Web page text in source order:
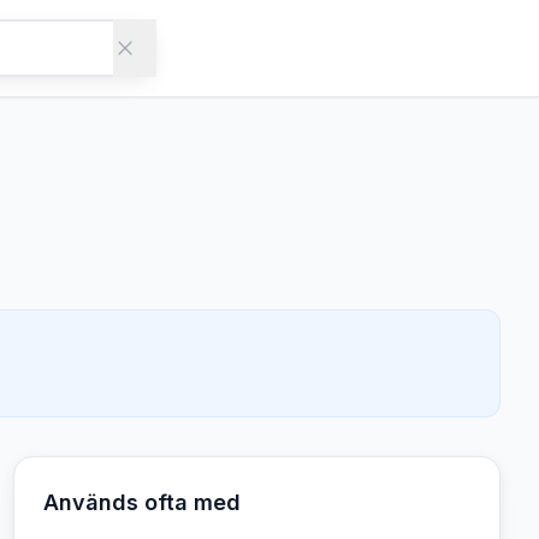
Används ofta med